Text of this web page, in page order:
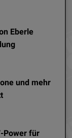
Eberle
und mehr
Power für